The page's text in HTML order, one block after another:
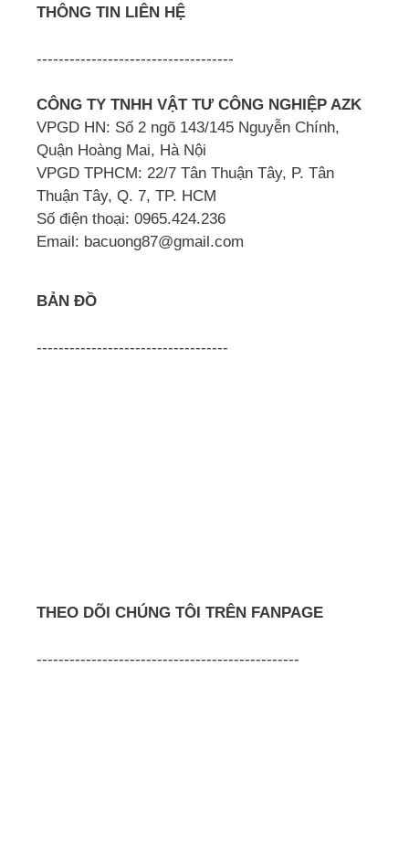
THÔNG TIN LIÊN HỆ
------------------------------------
CÔNG TY TNHH VẬT TƯ CÔNG NGHIỆP AZK
VPGD HN: Số 2 ngõ 143/145 Nguyễn Chính,
Quận Hoàng Mai, Hà Nội
VPGD TPHCM: 22/7 Tân Thuận Tây, P. Tân
Thuận Tây, Q. 7, TP. HCM
Số điện thoại: 0965.424.236
Email: bacuong87@gmail.com
BẢN ĐỒ
-----------------------------------
THEO DÕI CHÚNG TÔI TRÊN FANPAGE
------------------------------------------------